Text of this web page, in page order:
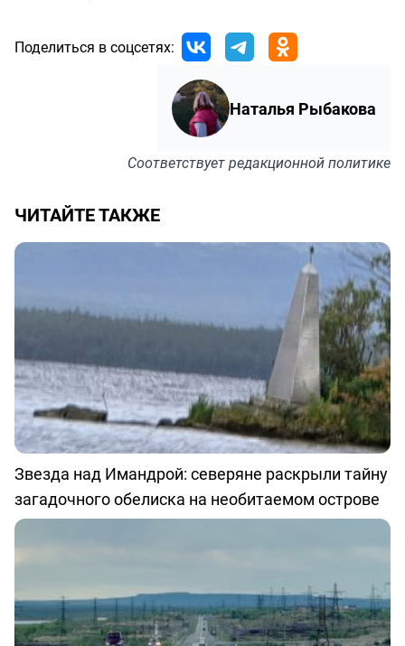
Поделиться в соцсетях:
Наталья Рыбакова
Соответствуетредакционной политике
ЧИТАЙТЕ ТАКЖЕ
Звезда над Имандрой: северяне раскрыли тайну
загадочного обелиска на необитаемом острове